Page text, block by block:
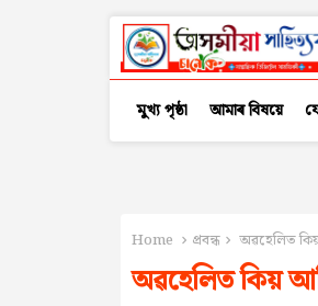
মুখ্য পৃষ্ঠা আমাৰ বিষয়ে
Home প্ৰবন্ধ অৱহেলিত
অৱহেলিত কিয়